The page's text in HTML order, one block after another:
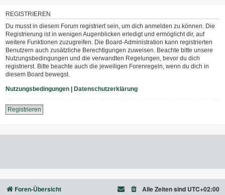
REGISTRIEREN
Du musst in diesem Forum registriert sein, um dich anmelden zu können. Die
Registrierung ist in wenigen Augenblicken erledigt und ermöglicht dir, auf
weitere Funktionen zuzugreifen. Die Board-Administration kann registrierten
Benutzern auch zusätzliche Berechtigungen zuweisen. Beachte bitte unsere
Nutzungsbedingungen und die verwandten Regelungen, bevor du dich
registrierst. Bitte beachte auch die jeweiligen Forenregeln, wenn du dich in
diesem Board bewegst.
Nutzungsbedingungen | Datenschutzerklärung
Registrieren
Foren-Übersicht Alle Zeiten sind UTC+02:00